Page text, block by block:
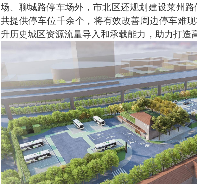
场、聊城路停车场外，市北区还规划建设莱州
共提供停车位千余个，将有效改善周边停车难
升历史城区资源流量导入和承载能力，助力打造